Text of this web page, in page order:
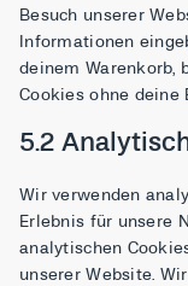
Besuch unserer
Informationen
deinem Warenkorb,
Cookies ohne
5.2
Wir verwenden
Erlebnis für unsere
analytischen
unserer Website.